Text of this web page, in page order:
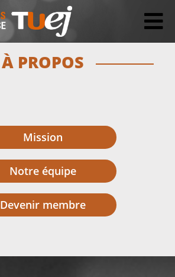
À PROPOS
Mission
Notre équipe
Devenir membre